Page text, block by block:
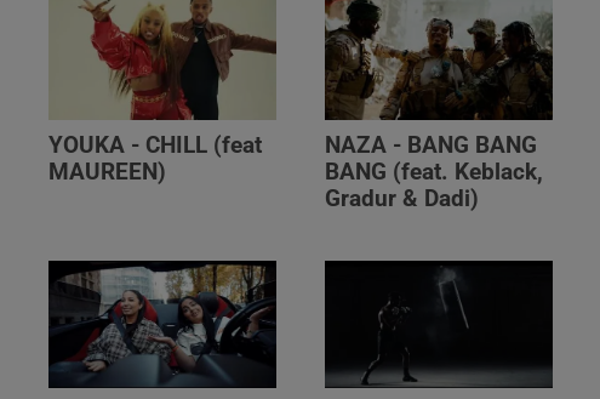
YOUKA - CHILL (feat
MAUREEN)
NAZA - BANG BANG
BANG (feat. Keblack,
Gradur & Dadi)